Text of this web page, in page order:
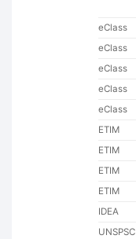
eClass
eClass
eClass
eClass
eClass
ETIM
ETIM
ETIM
ETIM
IDEA
UNSPSC